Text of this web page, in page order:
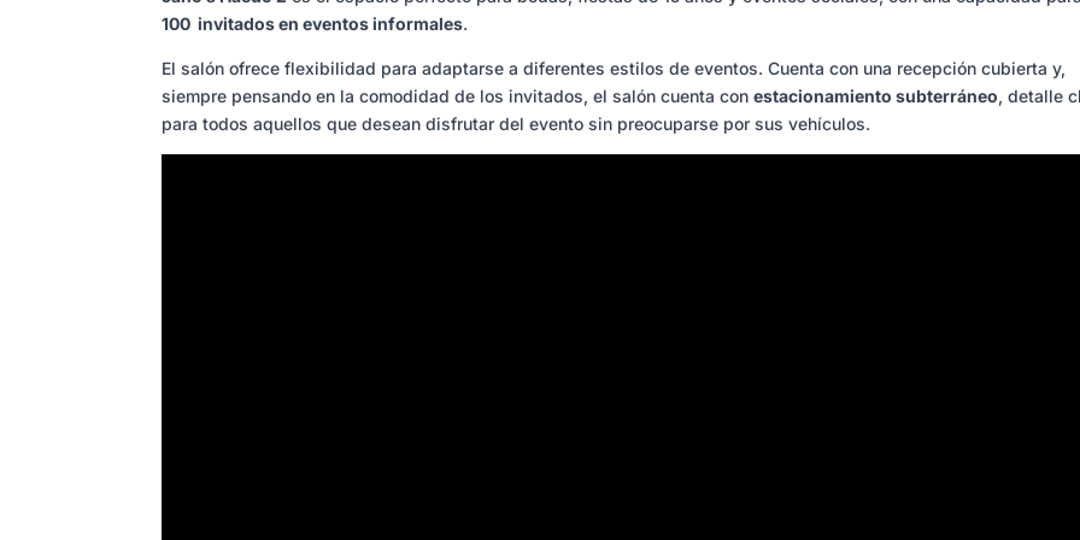
100 invitados en eventos informales.
El salón ofrece flexibilidad para adaptarse a diferentes estilos de eventos. Cuenta con una recepción cubierta y,
siempre pensando en la comodidad de los invitados, el salón cuenta conestacionamiento subterráneo, detalle
para todos aquellos que desean disfrutar del evento sin preocuparse por sus vehículos.